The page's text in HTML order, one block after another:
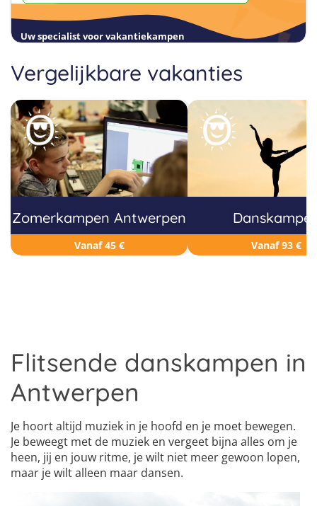
Uw specialist voor vakantiekampen
Vergelijkbare vakanties
Zomerkampen Antwerpen
Vanaf 45 € Vanaf 93 €
Flitsende danskampen in
Antwerpen
Je hoort altijd muziek in je hoofd en je moet bewegen.
Je beweegt met de muziek en vergeet bijna alles om je
heen, jij en jouw ritme, je wilt niet meer gewoon lopen,
maar je wilt alleen maar dansen.